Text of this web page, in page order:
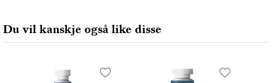
Du vil kanskje også like disse